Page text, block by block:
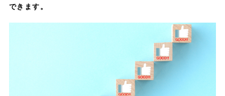
できます。